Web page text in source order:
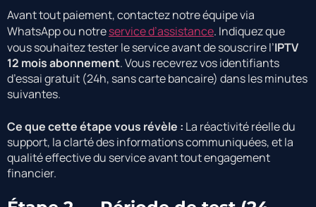
Avant tout paiement, contactez notre équipe via
WhatsApp ou notreservice d’assistance. Indiquez que
vous souhaitez tester le service avant de souscrire l’IPTV
12 mois abonnement. Vous recevrez vos identifiants
d’essai gratuit (24h, sans carte bancaire) dans les minutes
suivantes.
Ce que cette étape vous révèle : La réactivité réelle du
support, la clarté des informations communiquées, et la
qualité effective du service avant tout engagement
financier.